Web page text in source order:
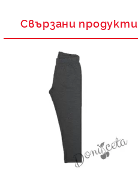
Свързани продукти